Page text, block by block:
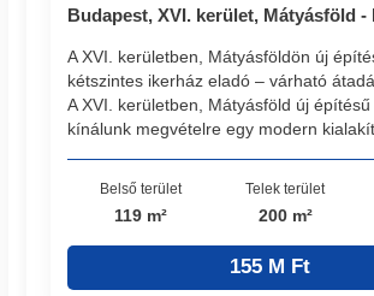
Budapest, XVI. kerület, Mátyásföld -
A XVI. kerületben, Mátyásföldön új
kétszintes ikerház eladó – várható
A XVI. kerületben, Mátyásföld új építésű
kínálunk megvételre egy modern
Belső terület
119 m²
Telek terület
200 m²
155 M Ft